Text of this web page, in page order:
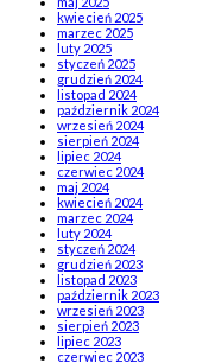
kwiecień 2025
marzec 2025
luty 2025
styczeń 2025
grudzień 2024
listopad 2024
październik 2024
wrzesień 2024
sierpień 2024
lipiec 2024
czerwiec 2024
maj 2024
kwiecień 2024
marzec 2024
luty 2024
styczeń 2024
grudzień 2023
listopad 2023
październik 2023
wrzesień 2023
sierpień 2023
lipiec 2023
czerwiec 2023